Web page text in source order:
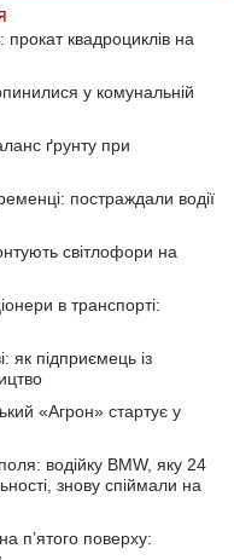
квадроциклів на
у комунальній
ґрунту при
постраждали водії
світлофори на
в транспорті:
як підприємець із
«Агрон» стартує у
водійку BMW, яку 24
знову спіймали на
п’ятого поверху: